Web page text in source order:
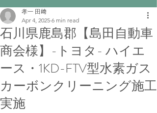
石川県鹿島郡【島田自動車
商会様】-トヨタ- ハイエ
ース・1KD-FTV型水素ガス
カーボンクリーニング施工
実施
孝一 田﨑
Apr 4, 2025 6 min read